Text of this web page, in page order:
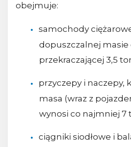
obejmuje:
samochody
dopuszczalnej masie
przekraczającej 3,5
przyczepy i naczepy,
masa (wraz z
wynosi co najmniej 7
ciągniki siodłowe i